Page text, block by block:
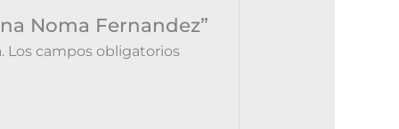
Noma Fernandez”
Los campos obligatorios